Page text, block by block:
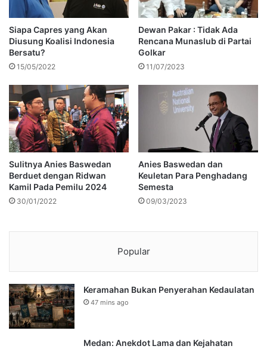
Siapa Capres yang Akan
Diusung Koalisi Indonesia
Bersatu?
15/05/2022
Dewan Pakar : Tidak Ada
Rencana Munaslub di Partai
Golkar
11/07/2023
Sulitnya Anies Baswedan
Berduet dengan Ridwan
Kamil Pada Pemilu 2024
30/01/2022
Anies Baswedan dan
Keuletan Para Penghadang
Semesta
09/03/2023
Popular
Keramahan Bukan Penyerahan Kedaulatan
47 mins ago
Medan: Anekdot Lama dan Kejahatan